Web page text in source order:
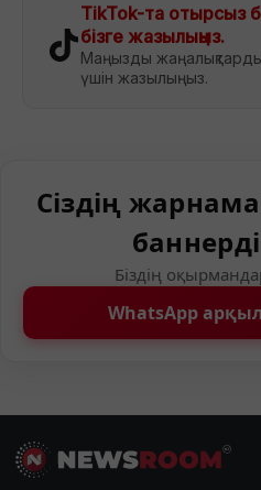
TikTok-та отырсыз
бізге жазылыңыз.
Маңызды
үшін жазылыңыз.
Сіздің
Біздің
WhatsApp